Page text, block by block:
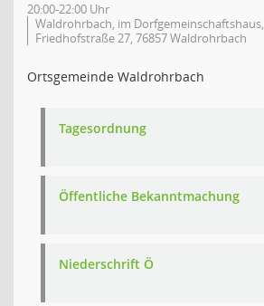
20:00-22:00 Uhr
Waldrohrbach, im Dorfgemeinschaftshaus,
Friedhofstraße 27, 76857 Waldrohrbach
Ortsgemeinde Waldrohrbach
Tagesordnung
Öffentliche Bekanntmachung
Niederschrift Ö